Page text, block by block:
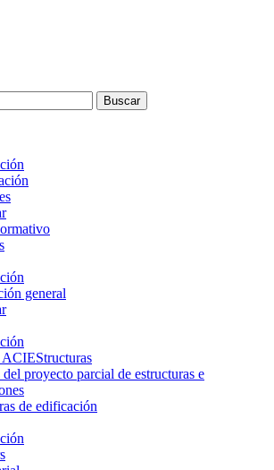
Buscar
general
del proyecto parcial de estructuras e
de edificación